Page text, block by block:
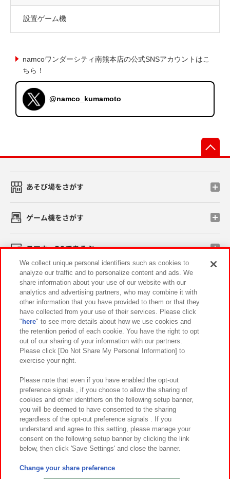
設置ゲーム機
namcoワンダーシティ南熊本店の公式SNSアカウントはこ
ちら！
@namco_kumamoto
あそび場をさがす
ゲーム機をさがす
スマホ・PCであそぶ
イベント・キャンペーン
関連会社 サステナビリティ サイトポリシー
プライバシーポリシー ウェブアクセシビリティ方針と検証結果
お取引先さまとともに
カスタマーハラスメント対応方針 よくあるご質問・お問い合わせ
©Bandai Namco Amusement Inc.
©Bandai Namco Amusement Lab Inc.
We collect unique personal identifiers such as cookies to
analyze our traffic and to personalize content and ads. We
share information about your use of our website with our
analytics and advertising partners, who may combine it with
other information that you have provided to them or that they
have collected from your use of their services. Please click
" here" to see more details about how we use cookies and
the retention period of each cookie. You have the right to opt
out of our sharing of your information with our partners.
Please click [Do Not Share My Personal Information] to
exercise your right.
Please note that even if you have enabled the opt-out
preference signals , if you choose to allow the sharing of
cookies and other identifiers on the following setup banner,
you will be deemed to have consented to the sharing
regardless of the opt-out preference signals . If you
understand and agree to this setting, please manage your
consent on the following setup banner by clicking the link
below, then click 'Save Settings' and close the banner.
Change your share preference